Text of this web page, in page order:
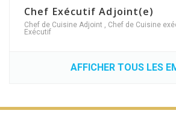
Chef Exécutif Adjoint(e)
Chef de Cuisine Adjoint Chef de Cuisine
Exécutif
AFFICHER TOUS LES